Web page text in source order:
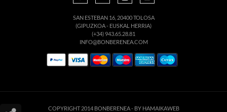
SAN ESTEBAN 16, 20400 TOLOSA
(GIPUZKOA - EUSKAL HERRIA)
(+34) 943.65.28.81
INFO@BONBERENEA.COM
COPYRIGHT 2014 BONBERENEA - BY HAMAIKAWEB